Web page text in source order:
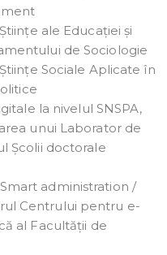
ale Educației și
de Sociologie
Sociale Aplicate în
la nivelul SNSPA,
unui Laborator de
Școlii doctorale
administration /
Centrului pentru e-
al Facultății de